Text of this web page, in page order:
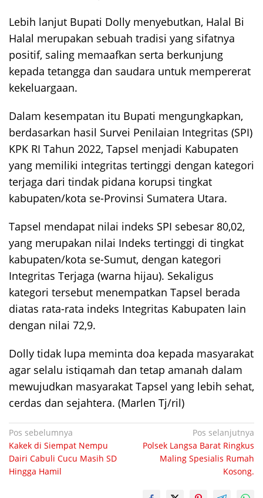
Lebih lanjut Bupati Dolly menyebutkan, Halal Bi
Halal merupakan sebuah tradisi yang sifatnya
positif, saling memaafkan serta berkunjung
kepada tetangga dan saudara untuk mempererat
kekeluargaan.
Dalam kesempatan itu Bupati mengungkapkan,
berdasarkan hasil Survei Penilaian Integritas (SPI)
KPK RI Tahun 2022, Tapsel menjadi Kabupaten
yang memiliki integritas tertinggi dengan kategori
terjaga dari tindak pidana korupsi tingkat
kabupaten/kota se-Provinsi Sumatera Utara.
Tapsel mendapat nilai indeks SPI sebesar 80,02,
yang merupakan nilai Indeks tertinggi di tingkat
kabupaten/kota se-Sumut, dengan kategori
Integritas Terjaga (warna hijau). Sekaligus
kategori tersebut menempatkan Tapsel berada
diatas rata-rata indeks Integritas Kabupaten lain
dengan nilai 72,9.
Dolly tidak lupa meminta doa kepada masyarakat
agar selalu istiqamah dan tetap amanah dalam
mewujudkan masyarakat Tapsel yang lebih sehat,
cerdas dan sejahtera. (Marlen Tj/ril)
Navigasi
pos
Pos sebelumnya
Kakek di Siempat Nempu
Dairi Cabuli Cucu Masih SD
Hingga Hamil
Pos selanjutnya
Polsek Langsa Barat Ringkus
Maling Spesialis Rumah
Kosong.